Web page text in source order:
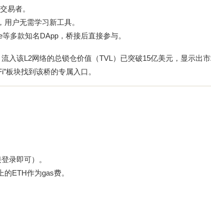
易者。
户无需学习新工具。
多款知名DApp，桥接后直接参与。
入该L2网络的总锁仓价值（TVL）已突破15亿美元，显示出
板块找到该桥的专属入口。
录即可）。
ETH作为gas费。